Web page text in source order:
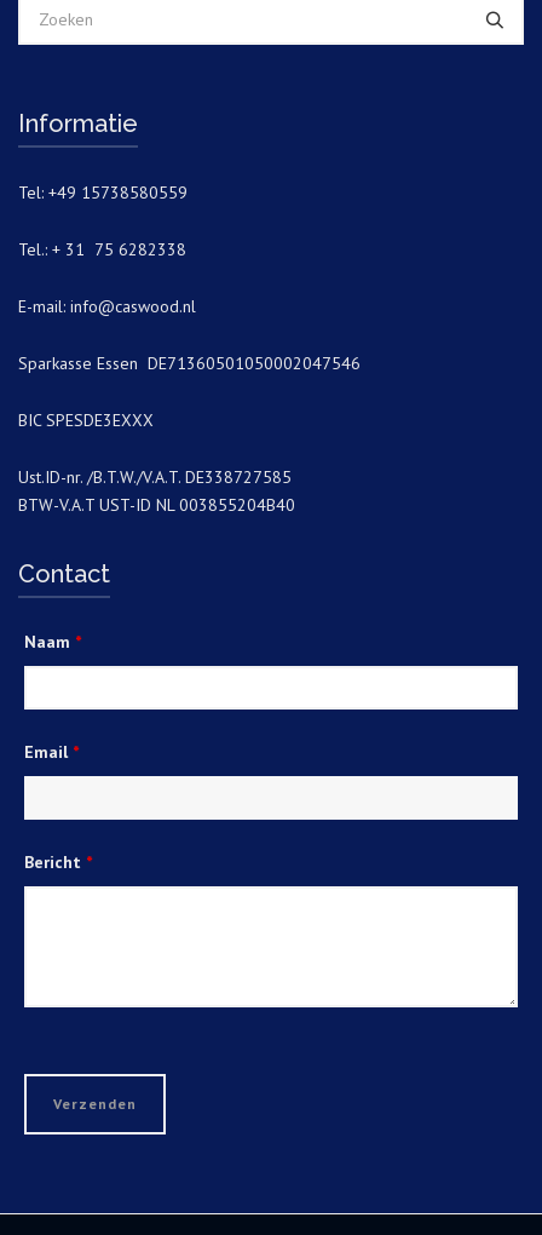
Informatie
Tel: +49 15738580559
Tel.: + 31 75 6282338
E-mail: info@caswood.nl
Sparkasse Essen DE71360501050002047546
BIC SPESDE3EXXX
Ust.ID-nr. /B.T.W./V.A.T. DE338727585
BTW-V.A.T UST-ID NL 003855204B40
Contact
Naam *
Email *
Bericht *